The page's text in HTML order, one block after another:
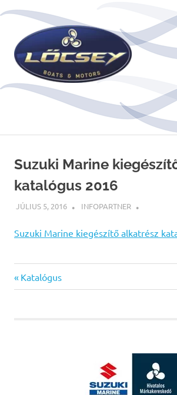
content
Suzuki Marine
katalógus 2016
JÚLIUS 5, 2016 INFOPARTNER
Suzuki Marine kiegészítő alkatrész
Bejegyzés
Previous
Post:
Katalógus